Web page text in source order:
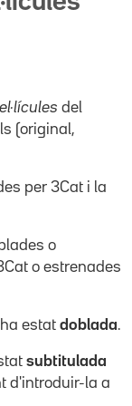
del
(original,
per 3Cat i la
o
o estrenades
estat doblada.
subtitulada
d'introduir-la a